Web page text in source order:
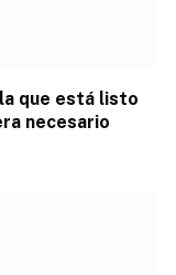
que está listo
necesario